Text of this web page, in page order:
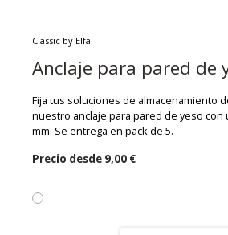
Classic by Elfa
Anclaje para pared de
Fija tus soluciones de almacenamiento
nuestro anclaje para pared de yeso con
mm. Se entrega en pack de 5.
Precio desde 9,00 €